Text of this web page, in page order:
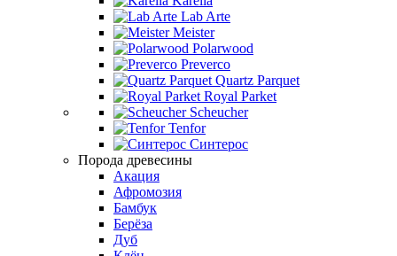
Lab Arte
Meister
Polarwood
Preverco
Quartz Parquet
Royal Parket
Scheucher
Tenfor
Синтерос
Порода древесины
Акация
Афромозия
Бамбук
Берёза
Дуб